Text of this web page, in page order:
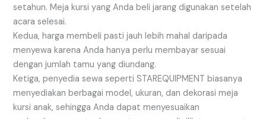
setahun. Meja kursi yang Anda beli jarang digunakan setelah
acara selesai.
Kedua, harga membeli pasti jauh lebih mahal daripada
menyewa karena Anda hanya perlu membayar sesuai
dengan jumlah tamu yang diundang.
Ketiga, penyedia sewa seperti STAREQUIPMENT biasanya
menyediakan berbagai model, ukuran, dan dekorasi meja
kursi anak, sehingga Anda dapat menyesuaikan